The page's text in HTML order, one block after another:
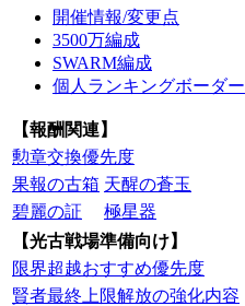
開催情報/変更点
3500万編成
SWARM編成
個人ランキングボーダー
【報酬関連】
勲章交換優先度
果報の古箱 天醒の蒼玉
碧麗の証
極星器
【光古戦場準備向け】
限界超越おすすめ優先度
賢者最終上限解放の強化内容